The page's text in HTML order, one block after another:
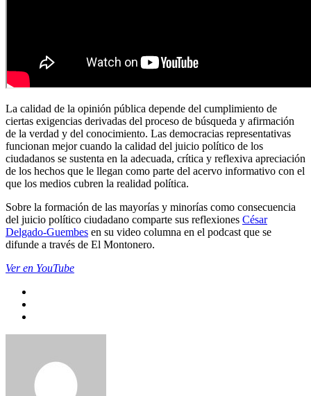
La calidad de la opinión pública depende del cumplimiento de
ciertas exigencias derivadas del proceso de búsqueda y afirmación
de la verdad y del conocimiento. Las democracias representativas
funcionan mejor cuando la calidad del juicio político de los
ciudadanos se sustenta en la adecuada, crítica y reflexiva apreciación
de los hechos que le llegan como parte del acervo informativo con el
que los medios cubren la realidad política.
Sobre la formación de las mayorías y minorías como consecuencia
del juicio político ciudadano comparte sus reflexiones César
Delgado-Guembes en su video columna en el podcast que se
difunde a través de El Montonero.
Ver en YouTube